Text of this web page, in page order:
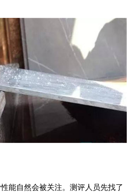
自然会被关注。测评人员先找了